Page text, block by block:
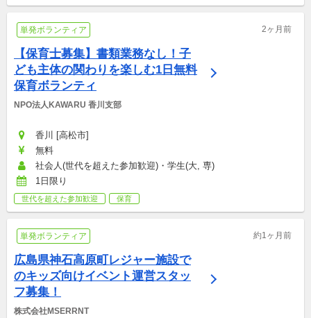
単発ボランティア 2ヶ月前
【保育士募集】書類業務なし！子
ども主体の関わりを楽しむ1日無料
保育ボランティ
NPO法人KAWARU 香川支部
香川 [高松市]
無料
社会人(世代を超えた参加歓迎)・学生(大, 専)
1日限り
世代を超えた参加歓迎 保育
単発ボランティア 約1ヶ月前
広島県神石高原町レジャー施設で
のキッズ向けイベント運営スタッ
フ募集！
株式会社MSERRNT